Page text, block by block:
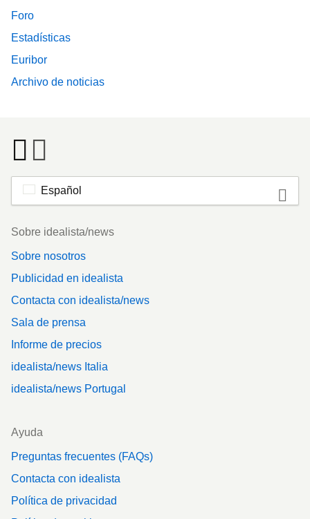
Foro
Estadísticas
Euribor
Archivo de noticias
Español
Footer
Sobre idealista/news
Sobre nosotros
Publicidad en idealista
Contacta con idealista/news
Sala de prensa
Informe de precios
idealista/news Italia
idealista/news Portugal
Ayuda
Preguntas frecuentes (FAQs)
Contacta con idealista
Política de privacidad